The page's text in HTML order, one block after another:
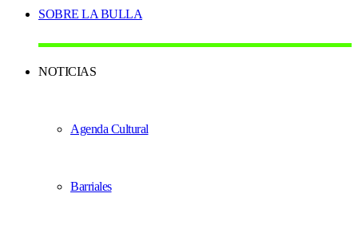
SOBRE LA BULLA
NOTICIAS
Agenda Cultural
Barriales